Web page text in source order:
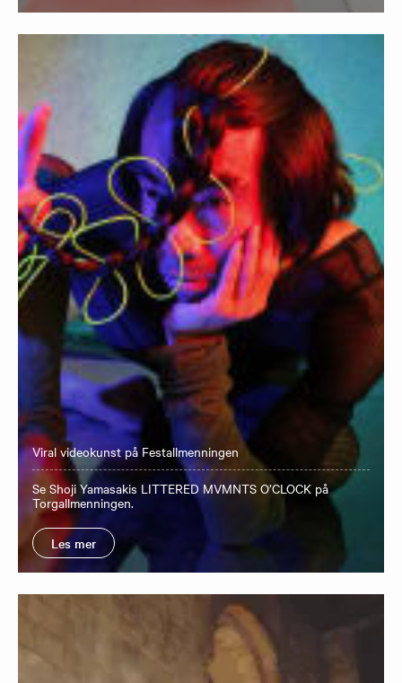
Viral videokunst på Festallmenningen
Se Shoji Yamasakis LITTERED MVMNTS O’CLOCK på
Torgallmenningen.
Les mer